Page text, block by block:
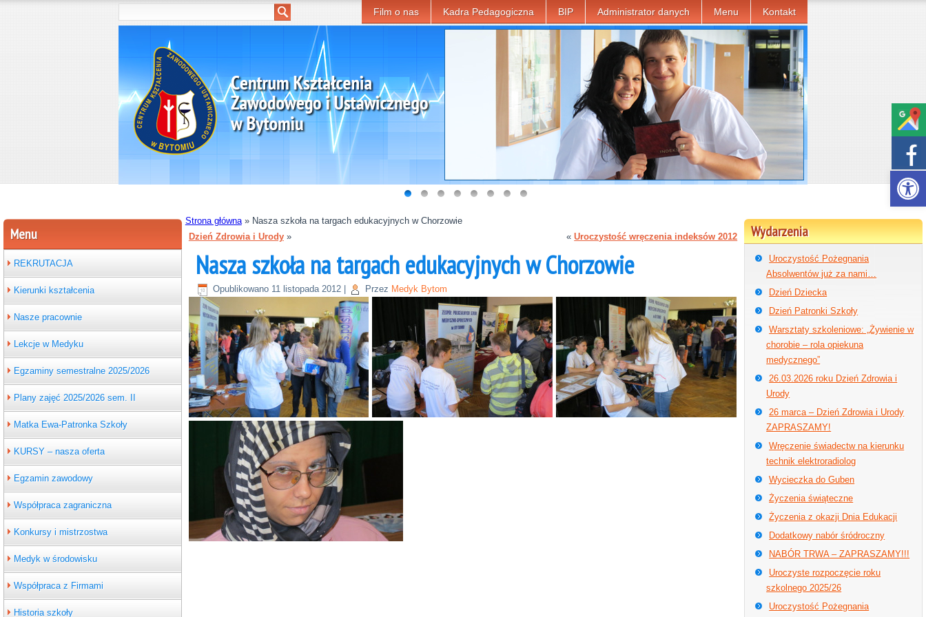
Otwórz
Film o nas Kadra Pedagogiczna BIP Administrator danych Menu Kontakt
Menu
REKRUTACJA
Kierunki kształcenia
Nasze pracownie
Lekcje w Medyku
Egzaminy semestralne 2025/2026
Plany zajęć 2025/2026 sem. II
Matka Ewa-Patronka Szkoły
KURSY – nasza oferta
Egzamin zawodowy
Współpraca zagraniczna
Konkursy i mistrzostwa
Medyk w środowisku
Współpraca z Firmami
Historia szkoły
Strona główna» Nasza szkoła na targach edukacyjnych w Chorzowie
Dzień Zdrowia i Urody» «Uroczystość wręczenia indeksów 2012
Nasza szkoła na targach edukacyjnych w Chorzowie
Opublikowano 11 listopada 2012| Przez Medyk Bytom
Wydarzenia
Uroczystość Pożegnania
Absolwentów już za nami…
Dzień Dziecka
Dzień Patronki Szkoły
Warsztaty szkoleniowe: „Żywienie w
chorobie – rola opiekuna
medycznego”
26.03.2026 roku Dzień Zdrowia i
Urody
26 marca – Dzień Zdrowia i Urody
ZAPRASZAMY!
Wręczenie świadectw na kierunku
technik elektroradiolog
Wycieczka do Guben
Życzenia świąteczne
Życzenia z okazji Dnia Edukacji
Dodatkowy nabór śródroczny
NABÓR TRWA – ZAPRASZAMY!!!
Uroczyste rozpoczęcie roku
szkolnego 2025/26
Uroczystość Pożegnania